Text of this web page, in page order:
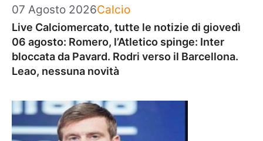
07 Agosto 2026Categorie
Calcio
Live Calciomercato, tutte le notizie di giovedì
06 agosto: Romero, l’Atletico spinge: Inter
bloccata da Pavard. Rodri verso il Barcellona.
Leao, nessuna novità